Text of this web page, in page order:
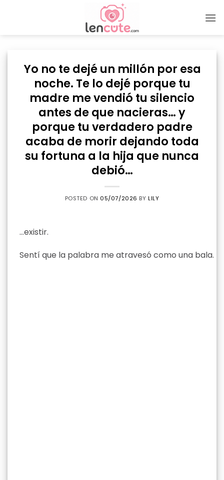
Yo no te dejé un millón por esa
noche. Te lo dejé porque tu
madre me vendió tu silencio
antes de que nacieras… y
porque tu verdadero padre
acaba de morir dejando toda
su fortuna a la hija que nunca
debió…
POSTED ON 05/07/2026 BYLILY
…existir.
Sentí que la palabra me atravesó como una bala.